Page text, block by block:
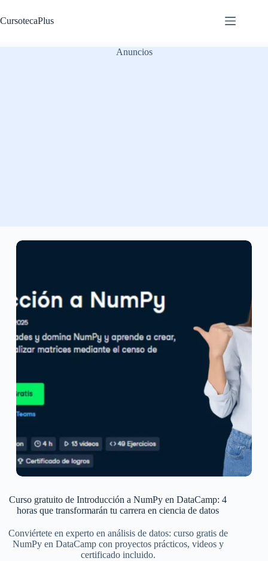
al
contenido
CursotecaPlus
Anuncios
Curso gratuito de Introducción a NumPy en DataCamp: 4
horas que transformarán tu carrera en ciencia de datos
Conviértete en experto en análisis de datos: curso gratis de
NumPy en DataCamp con proyectos prácticos, videos y
certificado incluido.